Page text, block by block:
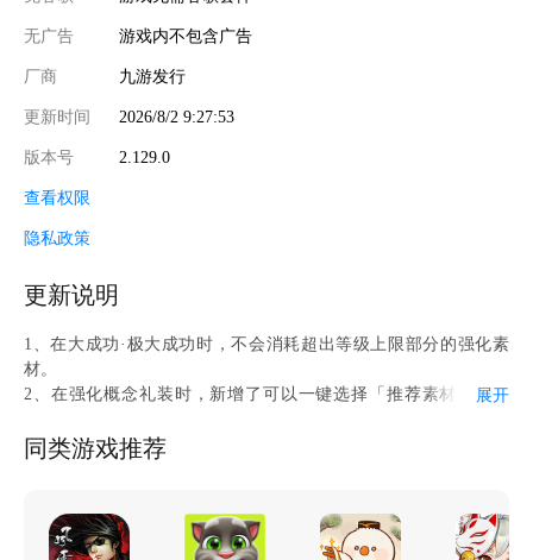
无广告 游戏内不包含广告
厂商 九游发行
更新时间 2026/8/2 9:27:53
版本号 2.129.0
查看权限
隐私政策
更新说明
1、在大成功·极大成功时，不会消耗超出等级上限部分的强化素
材。
2、在强化概念礼装时，新增了可以一键选择「推荐素材」的功
3、对从者及概念礼装的部分强化功能进行了调整。
玛莉·瑞德(Rider)②库·丘林〔Prototype〕③大流士三世④威廉·莎士
比亚⑤夏尔·亨利·桑松⑥玛塔·哈丽
展开
同类游戏推荐